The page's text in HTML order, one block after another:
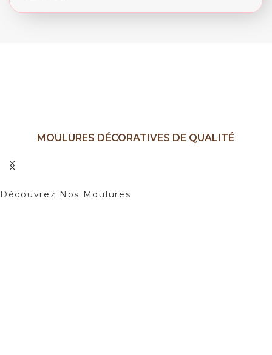
MOULURES DÉCORATIVES DE QUALITÉ
Découvrez Nos Moulures